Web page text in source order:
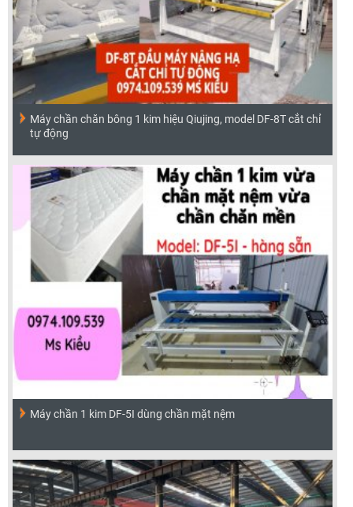
Máy chần chăn bông 1 kim hiệu Qiujing, model DF-8T cắt chỉ
tự động
Máy chần 1 kim DF-5I dùng chần mặt nệm